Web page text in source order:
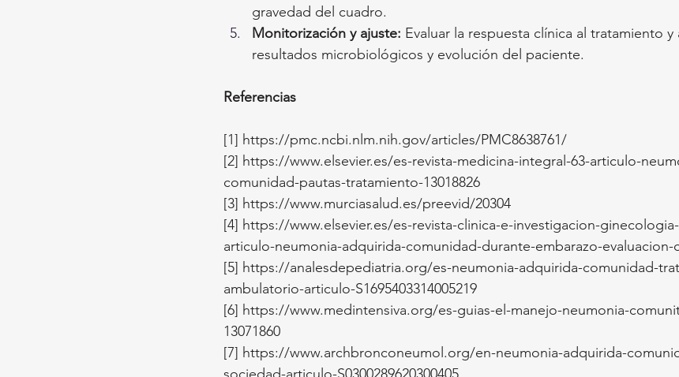
gravedad del cuadro.
Monitorización y ajuste: Evaluar la respuesta clínica al tratamiento
resultados microbiológicos y evolución del paciente.
Referencias
[1] https://pmc.ncbi.nlm.nih.gov/articles/PMC8638761/
[2] https://www.elsevier.es/es-revista-medicina-integral-63-articulo-
comunidad-pautas-tratamiento-13018826
[3] https://www.murciasalud.es/preevid/20304
[4] https://www.elsevier.es/es-revista-clinica-e-investigacion-
articulo-neumonia-adquirida-comunidad-durante-embarazo-evaluacion-
[5] https://analesdepediatria.org/es-neumonia-adquirida-comunidad-
ambulatorio-articulo-S1695403314005219
[6] https://www.medintensiva.org/es-guias-el-manejo-neumonia-
13071860
[7] https://www.archbronconeumol.org/en-neumonia-adquirida-